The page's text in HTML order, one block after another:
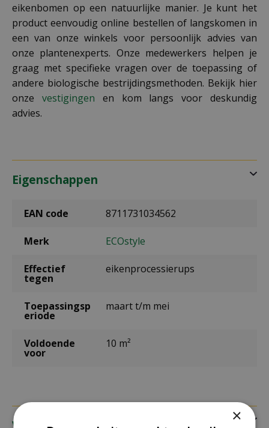
eikenbomen op een natuurlijke manier. Je kunt het
product eenvoudig online bestellen of langskomen in
een van onze winkels voor persoonlijk advies van
onze plantenexperts. Onze medewerkers helpen je
graag met specifieke vragen over de toepassing of
andere biologische bestrijdingsmethoden. Bekijk hier
onze vestigingen en kom langs voor deskundig
advies.
Eigenschappen
EAN code 8711731034562
Merk ECOstyle
Effectief
tegen
eikenprocessierups
Toepassingsp
eriode
maart t/m mei
Voldoende
voor
10 m²
×